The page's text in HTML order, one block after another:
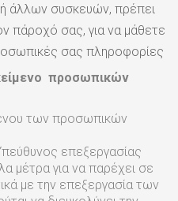
άλλων συσκευών, πρέπει
πάροχό σας, για να μάθετε
σας πληροφορίες
προσωπικών
των προσωπικών
επεξεργασίας
μέτρα για να παρέχει σε
με την επεξεργασία των